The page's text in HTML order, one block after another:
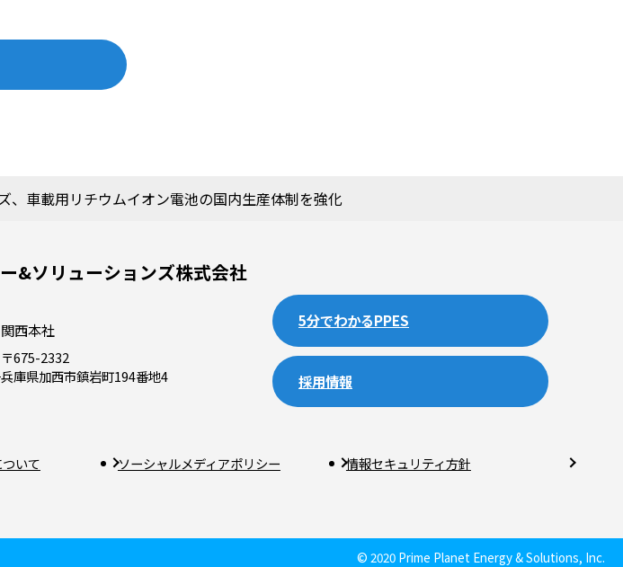
、車載用リチウムイオン電池の国内生産体制を強化
&ソリューションズ株式会社
関西本社
〒675-2332
兵庫県加西市鎮岩町194番地4
5分でわかるPPES
採用情報
いて ソーシャルメディアポリシー
情報セキュリティ方針
© 2020 Prime Planet Energy & Solutions, Inc.